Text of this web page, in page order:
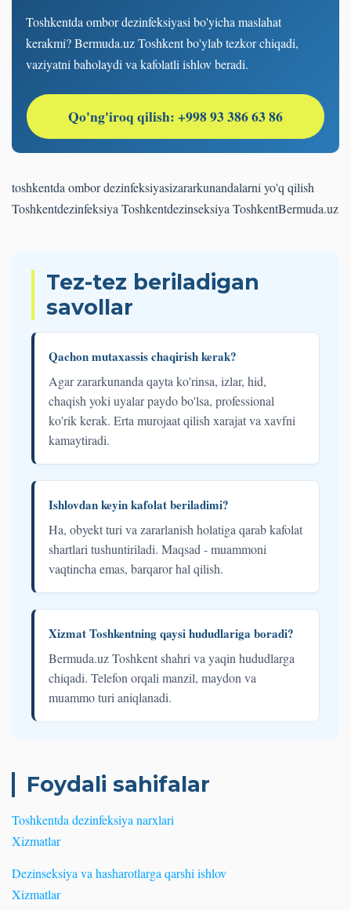
Toshkentda ombor dezinfeksiyasi bo'yicha maslahat
kerakmi? Bermuda.uz Toshkent bo'ylab tezkor chiqadi,
vaziyatni baholaydi va kafolatli ishlov beradi.
Qo'ng'iroq qilish: +998 93 386 63 86
toshkentda ombor dezinfeksiyasizararkunandalarni yo'q qilish
Toshkentdezinfeksiya Toshkentdezinseksiya ToshkentBermuda.uz
Tez-tez beriladigan
savollar
Qachon mutaxassis chaqirish kerak?
Agar zararkunanda qayta ko'rinsa, izlar, hid,
chaqish yoki uyalar paydo bo'lsa, professional
ko'rik kerak. Erta murojaat qilish xarajat va xavfni
kamaytiradi.
Ishlovdan keyin kafolat beriladimi?
Ha, obyekt turi va zararlanish holatiga qarab kafolat
shartlari tushuntiriladi. Maqsad - muammoni
vaqtincha emas, barqaror hal qilish.
Xizmat Toshkentning qaysi hududlariga boradi?
Bermuda.uz Toshkent shahri va yaqin hududlarga
chiqadi. Telefon orqali manzil, maydon va
muammo turi aniqlanadi.
Foydali sahifalar
Toshkentda dezinfeksiya narxlari
Xizmatlar
Dezinseksiya va hasharotlarga qarshi ishlov
Xizmatlar